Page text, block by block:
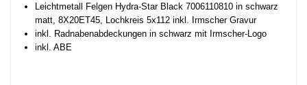
Leichtmetall Felgen Hydra-Star Black 7006110810 in schwarz
matt, 8X20ET45, Lochkreis 5x112 inkl. Irmscher Gravur
inkl. Radnabenabdeckungen in schwarz mit Irmscher-Logo
inkl. ABE